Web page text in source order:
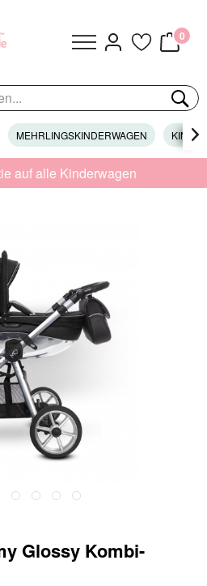
0
MEHRLINGSKINDERWAGEN 
auf alle Kinderwagen
Glossy Kombi-